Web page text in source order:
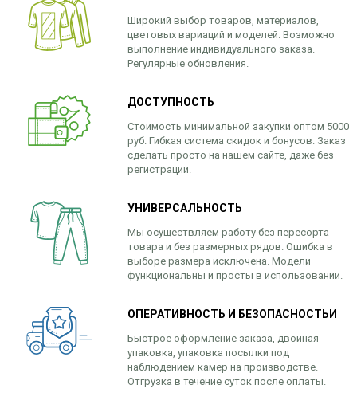
Широкий выбор товаров, материалов,
цветовых вариаций и моделей. Возможно
выполнение индивидуального заказа.
Регулярные обновления.
ДОСТУПНОСТЬ
Стоимость минимальной закупки оптом 5000
руб. Гибкая система скидок и бонусов. Заказ
сделать просто на нашем сайте, даже без
регистрации.
УНИВЕРСАЛЬНОСТЬ
Мы осуществляем работу без пересорта
товара и без размерных рядов. Ошибка в
выборе размера исключена. Модели
функциональны и просты в использовании.
ОПЕРАТИВНОСТЬ И БЕЗОПАСНОСТЬИ
Быстрое оформление заказа, двойная
упаковка, упаковка посылки под
наблюдением камер на производстве.
Отгрузка в течение суток после оплаты.